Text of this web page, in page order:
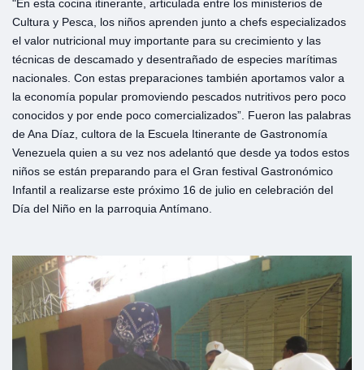
"En esta cocina itinerante, articulada entre los ministerios de
Cultura y Pesca, los niños aprenden junto a chefs especializados
el valor nutricional muy importante para su crecimiento y las
técnicas de descamado y desentrañado de especies marítimas
nacionales. Con estas preparaciones también aportamos valor a
la economía popular promoviendo pescados nutritivos pero poco
conocidos y por ende poco comercializados”. Fueron las palabras
de Ana Díaz, cultora de la Escuela Itinerante de Gastronomía
Venezuela quien a su vez nos adelantó que desde ya todos estos
niños se están preparando para el Gran festival Gastronómico
Infantil a realizarse este próximo 16 de julio en celebración del
Día del Niño en la parroquia Antímano.